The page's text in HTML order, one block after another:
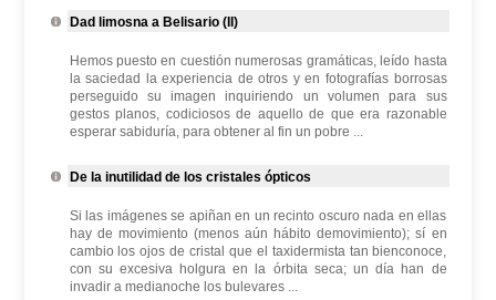
Dad limosna a Belisario (II)
Hemos puesto en cuestión numerosas gramáticas, leído hasta
la saciedad la experiencia de otros y en fotografías borrosas
perseguido su imagen inquiriendo un volumen para sus
gestos planos, codiciosos de aquello de que era razonable
esperar sabiduría, para obtener al fin un pobre ...
De la inutilidad de los cristales ópticos
Si las imágenes se apiñan en un recinto oscuro nada en ellas
hay de movimiento (menos aún hábito demovimiento); sí en
cambio los ojos de cristal que el taxidermista tan bienconoce,
con su excesiva holgura en la órbita seca; un día han de
invadir a medianoche los bulevares ...